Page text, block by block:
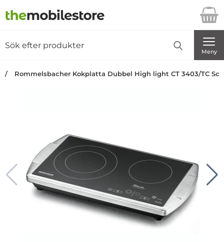
Startsidan för Danira Telecom AB
Meny
Rommelsbacher Kokplatta Dubbel High light CT 3403/TC